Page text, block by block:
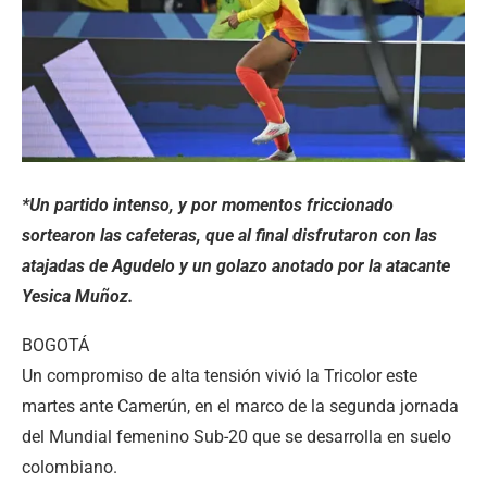
*Un partido intenso, y por momentos friccionado
sortearon las cafeteras, que al final disfrutaron con las
atajadas de Agudelo y un golazo anotado por la atacante
Yesica Muñoz.
BOGOTÁ
Un compromiso de alta tensión vivió la Tricolor este
martes ante Camerún, en el marco de la segunda jornada
del Mundial femenino Sub-20 que se desarrolla en suelo
colombiano.